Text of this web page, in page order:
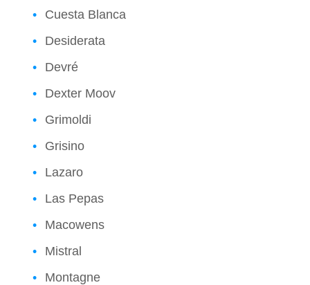
Cuesta Blanca
Desiderata
Devré
Dexter Moov
Grimoldi
Grisino
Lazaro
Las Pepas
Macowens
Mistral
Montagne